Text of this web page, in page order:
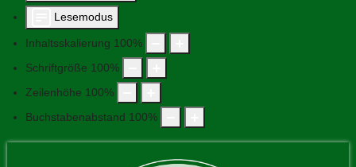
Lesemodus
Inhaltsskalierung 100%
Schriftgröße 100%
Zeilenhöhe 100%
Buchstabenabstand 100%